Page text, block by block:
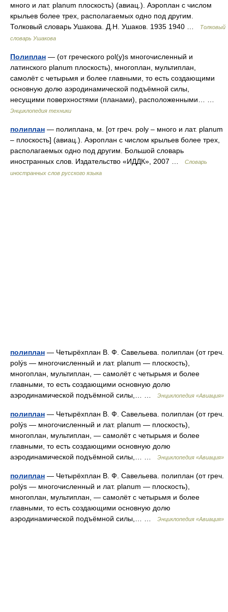
много и лат. planum плоскость) (авиац.). Аэроплан с числом
крыльев более трех, располагаемых одно под другим.
Толковый словарь Ушакова. Д.Н. Ушаков. 1935 1940 …
Толковый
словарь Ушакова
Полиплан — (от греческого pol(y)s многочисленный и
латинского planum плоскость), многоплан, мультиплан,
самолёт с четырьмя и более главными, то есть создающими
основную долю аэродинамической подъёмной силы,
несущими поверхностями (планами), расположенными… …
Энциклопедия техники
полиплан — полиплана, м. [от греч. poly – много и лат. planum
– плоскость] (авиац.). Аэроплан с числом крыльев более трех,
располагаемых одно под другим. Большой словарь
иностранных слов. Издательство «ИДДК», 2007 …
Словарь
иностранных слов русского языка
полиплан — Четырёхплан В. Ф. Савельева. полиплан (от греч.
polýs — многочисленный и лат. planum — плоскость),
многоплан, мультиплан, — самолёт с четырьмя и более
главными, то есть создающими основную долю
аэродинамической подъёмной силы,… …
Энциклопедия «Авиация»
полиплан — Четырёхплан В. Ф. Савельева. полиплан (от греч.
polýs — многочисленный и лат. planum — плоскость),
многоплан, мультиплан, — самолёт с четырьмя и более
главными, то есть создающими основную долю
аэродинамической подъёмной силы,… …
Энциклопедия «Авиация»
полиплан — Четырёхплан В. Ф. Савельева. полиплан (от греч.
polýs — многочисленный и лат. planum — плоскость),
многоплан, мультиплан, — самолёт с четырьмя и более
главными, то есть создающими основную долю
аэродинамической подъёмной силы,… …
Энциклопедия «Авиация»